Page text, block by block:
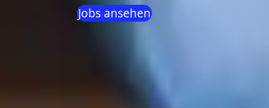
Jobs ansehen